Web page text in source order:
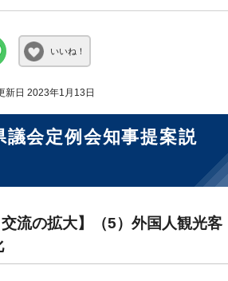
いいね！
日 2023年1月13日
議会定例会知事提案説
交流の拡大】（5）外国人観光客